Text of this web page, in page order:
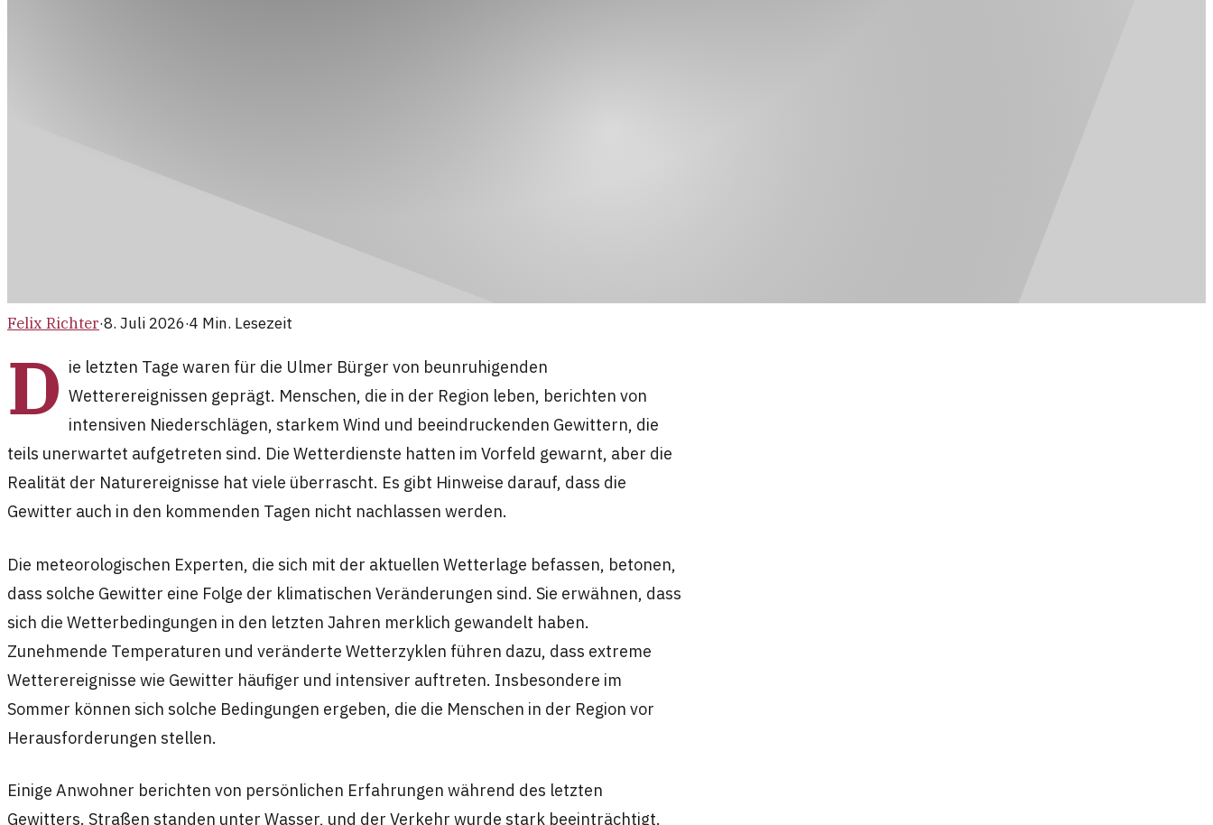
Felix Richter·8. Juli 2026·4 Min. Lesezeit
D ie letzten Tage waren für die Ulmer Bürger von beunruhigenden
Wetterereignissen geprägt. Menschen, die in der Region leben, berichten von
intensiven Niederschlägen, starkem Wind und beeindruckenden Gewittern, die
teils unerwartet aufgetreten sind. Die Wetterdienste hatten im Vorfeld gewarnt, aber die
Realität der Naturereignisse hat viele überrascht. Es gibt Hinweise darauf, dass die
Gewitter auch in den kommenden Tagen nicht nachlassen werden.
Die meteorologischen Experten, die sich mit der aktuellen Wetterlage befassen, betonen,
dass solche Gewitter eine Folge der klimatischen Veränderungen sind. Sie erwähnen, dass
sich die Wetterbedingungen in den letzten Jahren merklich gewandelt haben.
Zunehmende Temperaturen und veränderte Wetterzyklen führen dazu, dass extreme
Wetterereignisse wie Gewitter häufiger und intensiver auftreten. Insbesondere im
Sommer können sich solche Bedingungen ergeben, die die Menschen in der Region vor
Herausforderungen stellen.
Einige Anwohner berichten von persönlichen Erfahrungen während des letzten
Gewitters. Straßen standen unter Wasser, und der Verkehr wurde stark beeinträchtigt.